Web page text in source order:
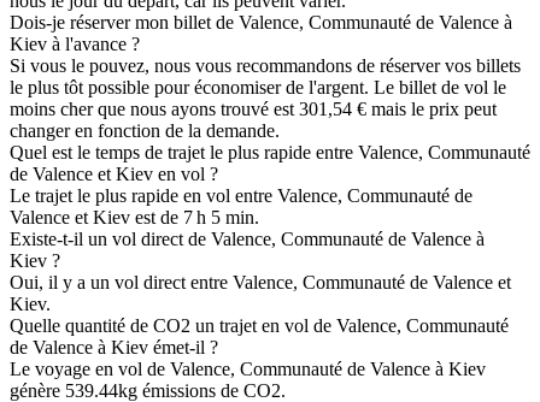
Dois-je réserver mon billet de Valence, Communauté de Valence à
Kiev à l'avance ?
Si vous le pouvez, nous vous recommandons de réserver vos billets
le plus tôt possible pour économiser de l'argent. Le billet de vol le
moins cher que nous ayons trouvé est 301,54 € mais le prix peut
changer en fonction de la demande.
Quel est le temps de trajet le plus rapide entre Valence, Communauté
de Valence et Kiev en vol ?
Le trajet le plus rapide en vol entre Valence, Communauté de
Valence et Kiev est de 7 h 5 min.
Existe-t-il un vol direct de Valence, Communauté de Valence à
Kiev ?
Oui, il y a un vol direct entre Valence, Communauté de Valence et
Kiev.
Quelle quantité de CO2 un trajet en vol de Valence, Communauté
de Valence à Kiev émet-il ?
Le voyage en vol de Valence, Communauté de Valence à Kiev
génère 539.44kg émissions de CO2.